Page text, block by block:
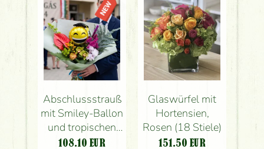
Abschlussstrauß
mit Smiley-Ballon
und tropischen
Blumen
108.10 EUR
Glaswürfel mit
Hortensien,
Rosen (18 Stiele)
151.50 EUR